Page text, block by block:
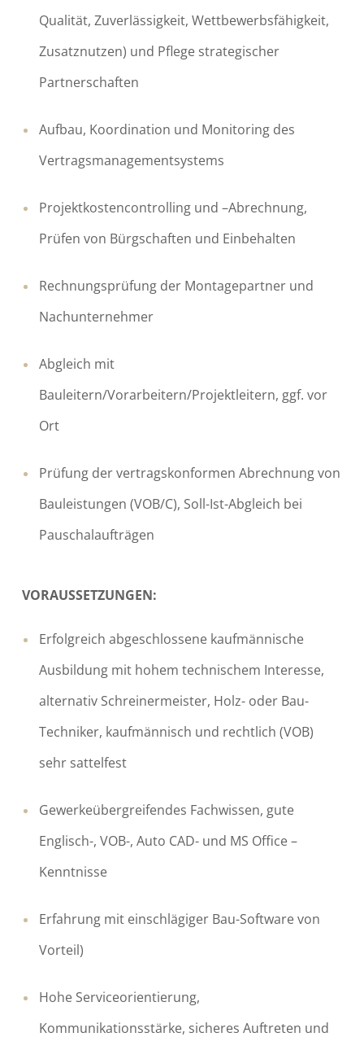
Qualität, Zuverlässigkeit, Wettbewerbsfähigkeit,
Zusatznutzen) und Pflege strategischer
Partnerschaften
Aufbau, Koordination und Monitoring des
Vertragsmanagementsystems
Projektkostencontrolling und –Abrechnung,
Prüfen von Bürgschaften und Einbehalten
Rechnungsprüfung der Montagepartner und
Nachunternehmer
Abgleich mit
Bauleitern/Vorarbeitern/Projektleitern, ggf. vor
Ort
Prüfung der vertragskonformen Abrechnung von
Bauleistungen (VOB/C), Soll-Ist-Abgleich bei
Pauschalaufträgen
VORAUSSETZUNGEN:
Erfolgreich abgeschlossene kaufmännische
Ausbildung mit hohem technischem Interesse,
alternativ Schreinermeister, Holz- oder Bau-
Techniker, kaufmännisch und rechtlich (VOB)
sehr sattelfest
Gewerkeübergreifendes Fachwissen, gute
Englisch-, VOB-, Auto CAD- und MS Office –
Kenntnisse
Erfahrung mit einschlägiger Bau-Software von
Vorteil)
Hohe Serviceorientierung,
Kommunikationsstärke, sicheres Auftreten und